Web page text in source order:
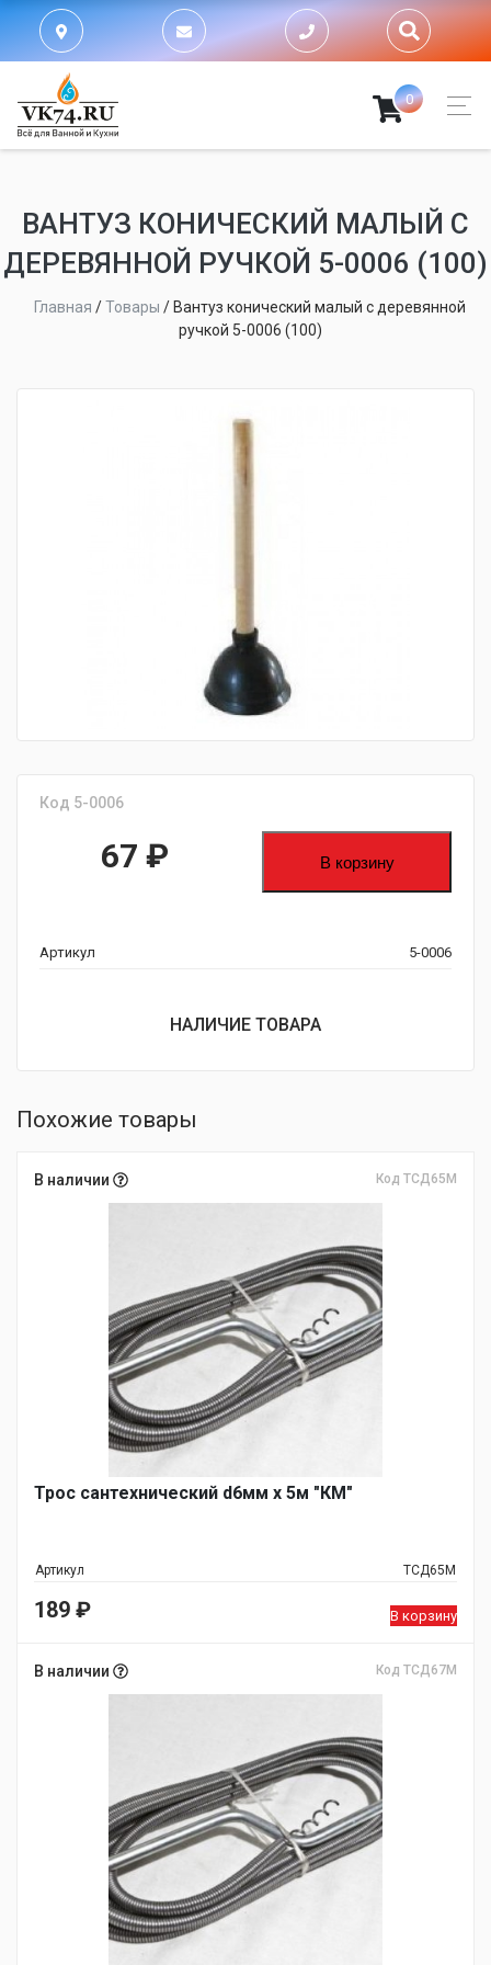
0
ВАНТУЗ КОНИЧЕСКИЙ МАЛЫЙ С
ДЕРЕВЯННОЙ РУЧКОЙ 5-0006 (100)
Главная /Товары / Вантуз конический малый с деревянной
ручкой 5-0006 (100)
Код 5-0006
67 ₽ В корзину
Артикул 5-0006
НАЛИЧИЕ ТОВАРА
Похожие товары
В наличии Код ТСД65М
Трос сантехнический d6мм х 5м "КМ"
Артикул ТСД65М
189 ₽ В корзину
В наличии Код ТСД67М